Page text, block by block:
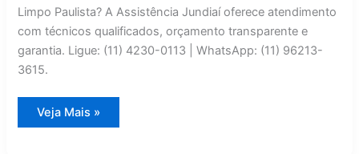
Limpo Paulista? A Assistência Jundiaí oferece atendimento
com técnicos qualificados, orçamento transparente e
garantia. Ligue: (11) 4230-0113 | WhatsApp: (11) 96213-
3615.
Clarice
Micro-
Veja Mais »